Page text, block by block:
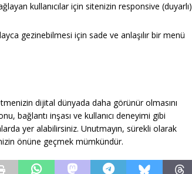
kullanıcılar için sitenizin responsive (duyarlı)
gezinebilmesi için sade ve anlaşılır bir menü
dijital dünyada daha görünür olmasını
bağlantı inşası ve kullanıcı deneyimi gibi
yer alabilirsiniz. Unutmayın, sürekli olarak
önüne geçmek mümkündür.